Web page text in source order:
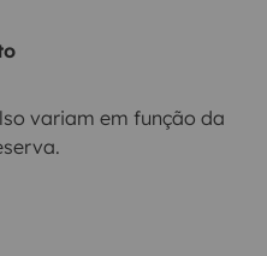
variam em função da